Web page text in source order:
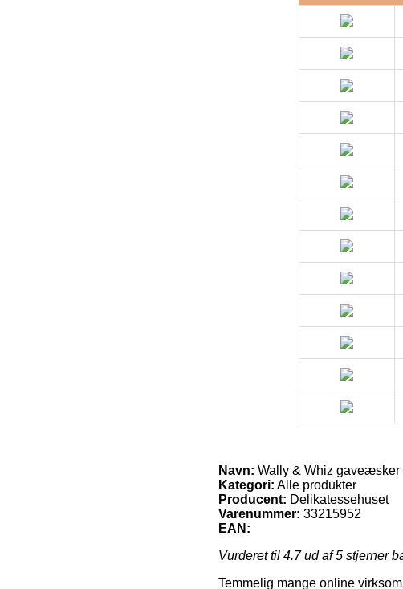
Navn: Wally & Whiz gaveæsker
Kategori: Alle produkter
Producent: Delikatessehuset
Varenummer: 33215952
EAN:
Vurderet til 4.7ud af 5 stjerner
Temmelig mange online